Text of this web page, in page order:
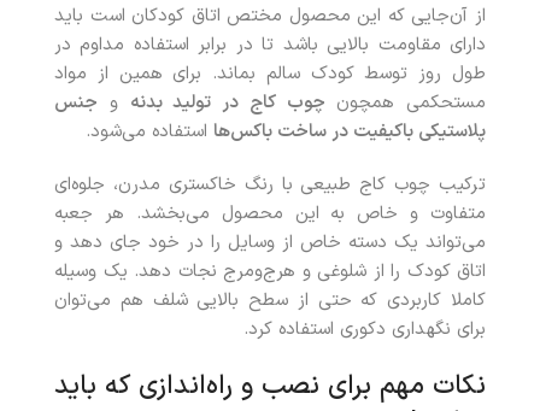
از آن‌جایی که این محصول مختص اتاق کودکان است باید
دارای مقاومت بالایی باشد تا در برابر استفاده مداوم در
طول روز توسط کودک سالم بماند. برای همین از مواد
مستحکمی همچون چوب کاج در تولید بدنه و جنس
پلاستیکی باکیفیت در ساخت باکس‌ها استفاده می‌شود.
ترکیب چوب کاج طبیعی با رنگ خاکستری مدرن، جلوه‌ای
متفاوت و خاص به این محصول می‌بخشد. هر جعبه
می‌تواند یک دسته خاص از وسایل را در خود جای دهد و
اتاق کودک را از شلوغی و هرج‌ومرج نجات دهد. یک وسیله
کاملا کاربردی که حتی از سطح بالایی شلف هم می‌توان
برای نگهداری دکوری استفاده کرد.
نکات مهم برای نصب و راه‌اندازی که باید